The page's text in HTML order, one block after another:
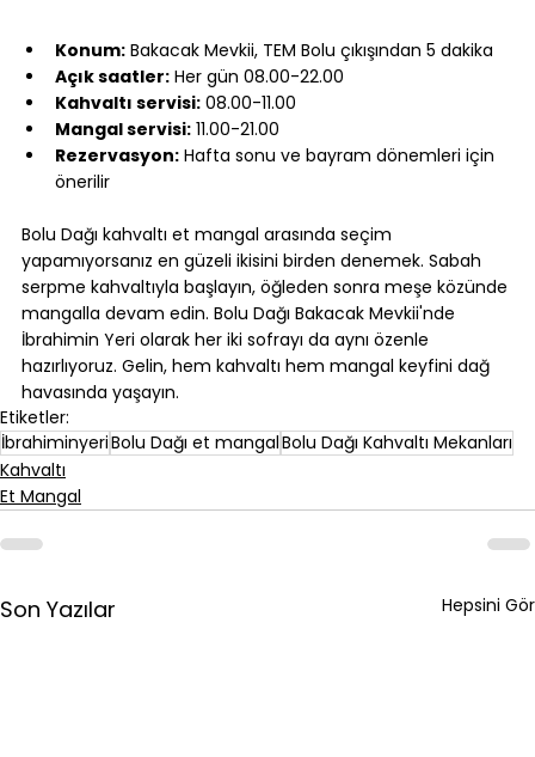
Konum: Bakacak Mevkii, TEM Bolu çıkışından 5 dakika
Açık saatler: Her gün 08.00-22.00
Kahvaltı servisi: 08.00-11.00
Mangal servisi: 11.00-21.00
Rezervasyon: Hafta sonu ve bayram dönemleri için
önerilir
Bolu Dağı kahvaltı et mangal arasında seçim
yapamıyorsanız en güzeli ikisini birden denemek. Sabah
serpme kahvaltıyla başlayın, öğleden sonra meşe közünde
mangalla devam edin. Bolu Dağı Bakacak Mevkii'nde
İbrahimin Yeri olarak her iki sofrayı da aynı özenle
hazırlıyoruz. Gelin, hem kahvaltı hem mangal keyfini dağ
havasında yaşayın.
Etiketler:
İbrahiminyeriBolu Dağı et mangalBolu Dağı Kahvaltı Mekanları
Kahvaltı
Et Mangal
Son Yazılar Hepsini Gör